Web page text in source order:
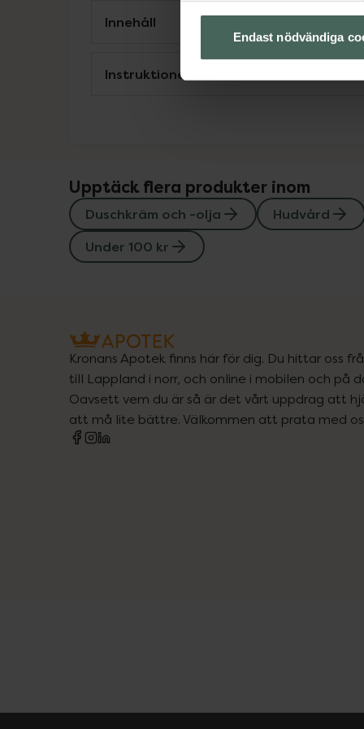
Endast nödvändiga
Innehåll
Instruktioner
Upptäck flera produkter inom
Duschkräm och -olja Hudvård
Under 100 kr
Kronans Apotek finns här för dig. Du hittar oss
till Lappland i norr, och online i mobilen och på
Oavsett vem du är så är det vårt uppdrag att
att må lite bättre. Välkommen att prata med